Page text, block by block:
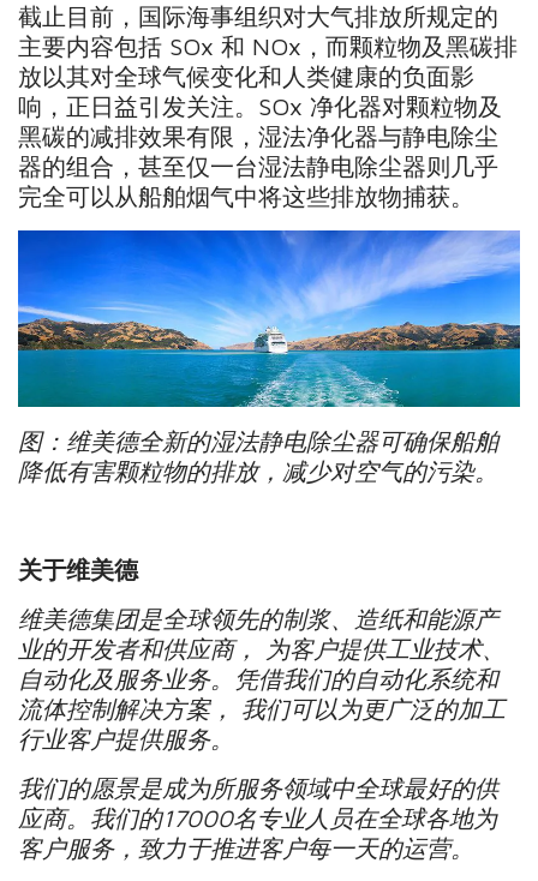
截止目前，国际海事组织对大气排放所规定的
主要内容包括 SOx 和 NOx，而颗粒物及黑碳排
放以其对全球气候变化和人类健康的负面影
响，正日益引发关注。SOx 净化器对颗粒物及
黑碳的减排效果有限，湿法净化器与静电除尘
器的组合，甚至仅一台湿法静电除尘器则几乎
完全可以从船舶烟气中将这些排放物捕获。
图：维美德全新的湿法静电除尘器可确保船舶
降低有害颗粒物的排放，减少对空气的污染。
关于维美德
维美德集团是全球领先的制浆、造纸和能源产
业的开发者和供应商，
为客户提供工业技术、
自动化及服务业务。凭借我们的自动化系统和
流体控制解决方案，
我们可以为更广泛的加工
行业客户提供服务。
我们的愿景是成为所服务领域中全球最好的供
应商。我们的17000名专业人员在全球各地为
客户服务，致力于推进客户每一天的运营。